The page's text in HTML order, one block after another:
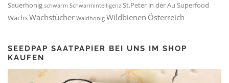
Sauerhonig schwarm Schwarmintelligenz St.Peter in der Au Superfood
WachsWachstücher Waldhonig Wildbienen Österreich
SEEDPAP SAATPAPIER BEI UNS IM SHOP
KAUFEN